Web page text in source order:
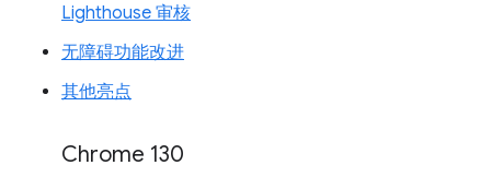
Lighthouse 审核
无障碍功能改进
其他亮点
Chrome 130